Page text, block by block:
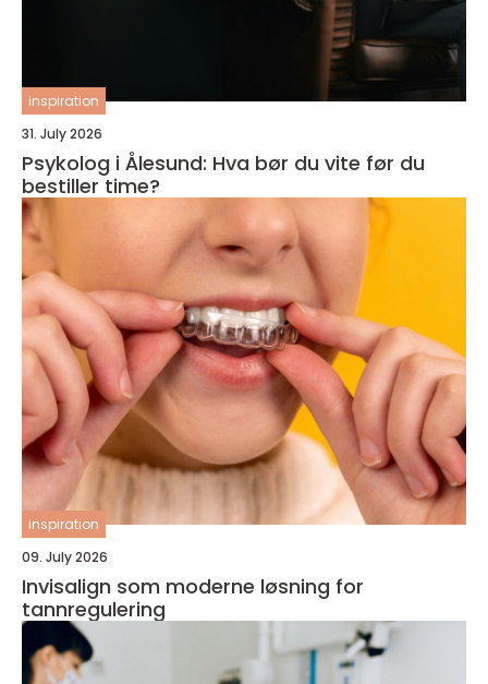
inspiration
31. July 2026
Psykolog i Ålesund: Hva bør du vite før du
bestiller time?
inspiration
09. July 2026
Invisalign som moderne løsning for
tannregulering